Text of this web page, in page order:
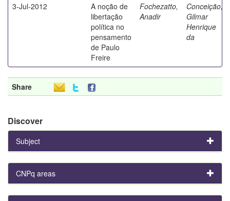
3-Jul-2012
A noção de
libertação
política no
pensamento
de Paulo
Freire
Fochezatto,
Anadir
Conceição,
Gilmar
Henrique
da
Share
Discover
Subject
CNPq areas